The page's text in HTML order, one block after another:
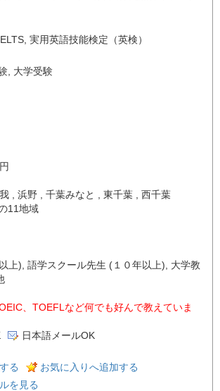
実用英語技能検定（英検）
大学受験
, 浜野 , 千葉みなと , 東千葉 , 西千葉
11地域
上), 語学スクール先生 (１０年以上), 大学教
、TOEFLなど何でも好んで教えていま
日本語メールOK
る
お気に入りへ追加する
を見る